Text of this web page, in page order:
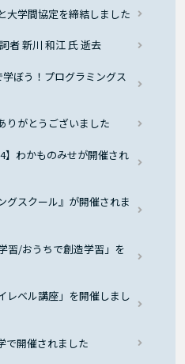
大学間協定を締結しました
者 新川 和江 氏 逝去
ぼう！プログラミングス
りがとうございました
】わかものみせが開催され
グスクール』が開催されま
習/おうちで創造学習」を
レベル講座」を開催しまし
で開催されました